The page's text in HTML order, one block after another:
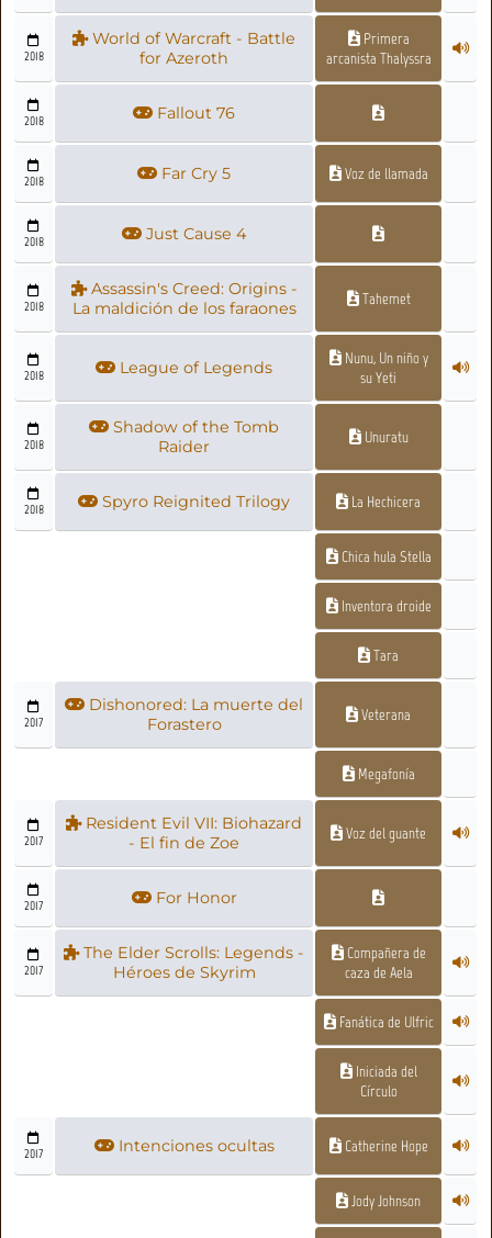
2018
World of Warcraft - Battle
for Azeroth
Primera
arcanista Thalyssra
2018 Fallout 76
2018 Far Cry 5 Voz de llamada
2018 Just Cause 4
2018
Assassin's Creed: Origins -
La maldición de los faraones
Tahemet
2018 League of Legends
Nunu, Un niño y
su Yeti
2018
Shadow of the Tomb
Raider
Unuratu
2018 Spyro Reignited Trilogy La Hechicera
Chica hula Stella
Inventora droide
Tara
2017
Dishonored: La muerte del
Forastero
Veterana
Megafonía
2017
Resident Evil VII: Biohazard
- El fin de Zoe
Voz del guante
2017 For Honor
2017
The Elder Scrolls: Legends -
Héroes de Skyrim
Compañera de
caza de Aela
Fanática de Ulfric
Iniciada del
Círculo
2017 Intenciones ocultas Catherine Hope
Jody Johnson